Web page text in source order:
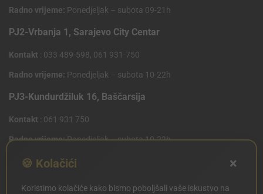
Radno vrijeme: Ponedjeljak – subota 09-21h
PJ2-Vrbanja 1, Sarajevo City Centar
Kontakt : 033 489-598, 061 931-750
Radno vrijeme: Ponedjeljak – subota 10-22h
PJ3-Kundurdžiluk 16, Baščarsija
Kontakt : 061 931 750
Radno vrijeme:Ponedjeljak – subota 10-22h
PJ4 West Gate,Mostarsko raskrsce 10 (Penny Plus
🍪 Kolačići ×
Koristimo kolačiće kako bismo poboljšali vaše iskustvo na